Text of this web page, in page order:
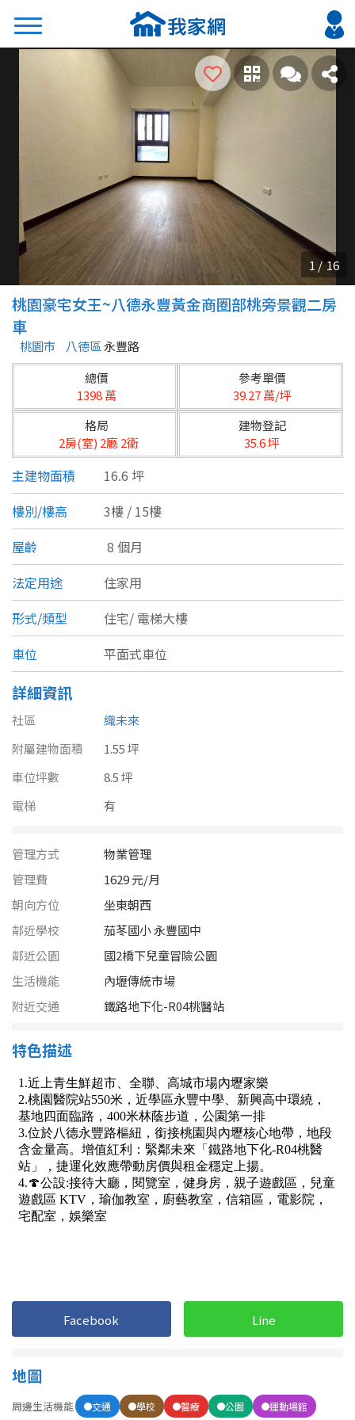
搜尋
熱門關鍵字
2026 台北降價好屋限量釋出
2026 新北降價好屋限量釋出
2026 台中降價好屋限量釋出
2026 台南降價好屋限量釋出
2026 高雄降價好屋限量釋出
縣市
台北市
基隆市
新北市
宜蘭縣
桃園市
新竹市
新竹縣
苗栗縣
台中市
彰化縣
南投縣
雲林縣
嘉義市
台南市
澎湖縣
屏東縣
台東縣
區域
類型(可複選)
不拘 公寓 電梯大樓 套房
別墅 透天厝 樓中樓 華廈
農舍 辦公 店面 工廠
坪數
20~30 坪
60~70 坪
~
3樓 4樓
5~10樓 11~20樓
21樓以上
不拘
4房 5房以上
桃園豪宅女王~八德永豐黃金商圈部桃旁景觀二房
車
桃園市 八德區永豐路
總價
1398 萬
參考單價
39.27 萬/坪
格局
2房(室) 2廳 2衛
建物登記
35.6 坪
主建物面積
16.6 坪
樓別/樓高
3樓 / 15樓
屋齡
8 個月
法定用途
住家用
形式/類型
住宅/ 電梯大樓
車位
平面式車位
詳細資訊
社區
織未來
附屬建物面積
1.55 坪
車位坪數
8.5 坪
電梯
有
管理方式
物業管理
管理費
1629 元/月
朝向方位
坐東朝西
鄰近學校
茄苳國小 永豐國中
鄰近公園
國2橋下兒童冒險公園
生活機能
內壢傳統市場
附近交通
鐵路地下化-R04桃醫站
特色描述
Facebook Line
地圖
周邊生活機能 交通 學校 醫療 公園 運動場館